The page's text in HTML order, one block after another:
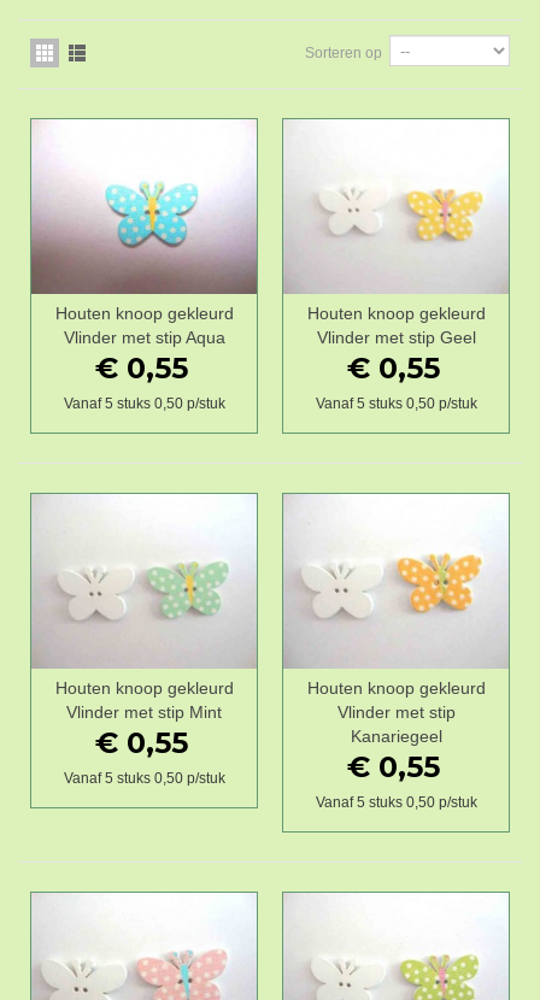
Sorteren op
Houten knoop gekleurd
Vlinder met stip Aqua
€ 0,55
Vanaf 5 stuks 0,50 p/stuk
Houten knoop gekleurd
Vlinder met stip Geel
€ 0,55
Vanaf 5 stuks 0,50 p/stuk
Houten knoop gekleurd
Vlinder met stip Mint
€ 0,55
Vanaf 5 stuks 0,50 p/stuk
Houten knoop gekleurd
Vlinder met stip
Kanariegeel
€ 0,55
Vanaf 5 stuks 0,50 p/stuk